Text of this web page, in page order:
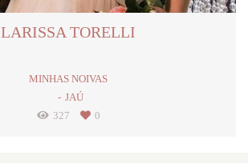
LARISSA TORELLI
MINHAS NOIVAS
JAÚ
327
0